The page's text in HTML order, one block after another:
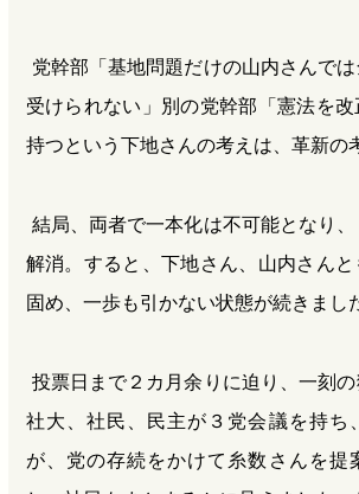
党幹部「基地問題だけの山内さんで
受けられない」別の党幹部「憲法を
持つという下地さんの考えは、革新の
結局、両者で一本化は不可能となり
解消。すると、下地さん、山内さん
固め、一歩も引かない状態が続きまし
投票日まで２カ月余りに迫り、一刻の
社大、社民、民主が３党会議を持ち
が、党の存続をかけて糸数さんを提